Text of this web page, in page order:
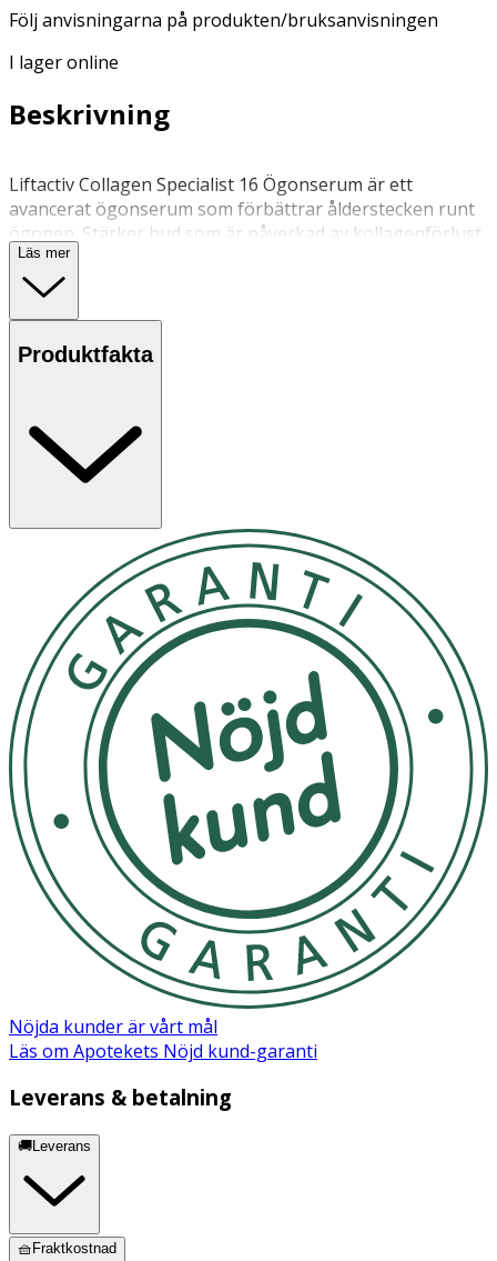
Följ anvisningarna på produkten/bruksanvisningen
I lager online
Beskrivning
Liftactiv Collagen Specialist 16 Ögonserum är ett
avancerat ögonserum som förbättrar ålderstecken runt
ögonen. Stärker hud som är påverkad av kollagenförlust
och minskar upp till 16 ålderstecken, genom att
förbättra: synliga påsar under ögonen, synliga mörka
kråksparkar, fina linjer, fasthet, slapphet, hudens
utseende, släthet, trötthetstecken, smidighet, hudens
känsliga ögon. Testad under dermatologisk kontroll.
Testad under oftalmologisk kontroll.
Använd cirkulära rörelser. 2. Sträck ut och stryk motsatt
håll. 3. Tryck på 10 punkter. För optimalt resultat
rekommenderas Liftactiv Collagen Specialist Ögonserum
tillsammans med Collagen Specialist 16 Creme.
Rumstemperatur
OK för gravida och ammande:
Ja
Ingredienser:
689243 21 - AQUA / WATER / EAU, GLYCERIN,
HYDROXYETHYLPIPERAZINE ETHANE SU LFO NIC ACI D,
NIACINAMIDE, PENTYLENE GLYCOL, SODIUM
HYALURONATE, CAFFEINE, ASCORBYL GLUCOSIDE,
BUTYLENE GLYCOL, CAPRYLYL GLYCOL, CARBOMER,
CITRICACID, GRIFOLA FRONDOSA FRUITING BODY
EXTRACT, HYDROXYACETOPHENONE, MALTODEXTRIN,
PALMITOYL TETRAPEPTIDE-7, PALMITOYL TRIPEPTIDE-
1, POLYSORBATE 20, RHAMNOSE, SODIUM LACTATE,
TRISODIUM ETHYLENEDIAMINE DISUCCINATE.
Läs mer
Produktfakta
Nöjda kunder är vårt mål
Läs om Apotekets Nöjd kund-garanti
Leverans & betalning
🚚Leverans
🧺Fraktkostnad